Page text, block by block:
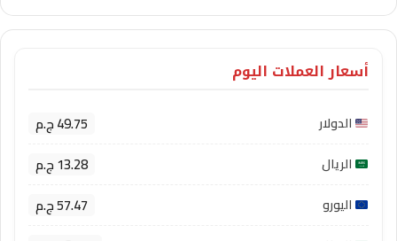
أسعار العملات اليوم
الدولار 49.75 ج.م
الريال 13.28 ج.م
اليورو 57.47 ج.م